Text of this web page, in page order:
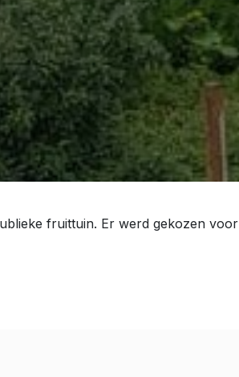
fruittuin. Er werd gekozen voor